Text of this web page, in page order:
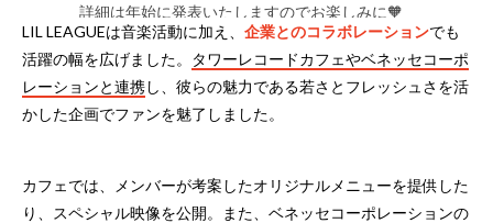
詳細は年始に発表いたしますのでお楽しみに🧡
『StudyCast(スタキャス)』はコチラ☟
https://t.co/rwomcljbHt #LILLEAGUE
pic.twitter.com/2x5ci4lQE7
— LIL LEAGUE (@LIL_LEAGUE_)December 25, 2022
LIL LEAGUEは音楽活動に加え、 企業とのコラボレーションでも
活躍の幅を広げました。
タワーレコードカフェやベネッセコーポ
レーションと連携し、彼らの魅力である若さとフレッシュさを活
かした企画でファンを魅了しました。
カフェでは、メンバーが考案したオリジナルメニューを提供した
り、スペシャル映像を公開。また、ベネッセコーポレーションの